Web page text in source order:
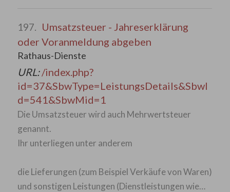
197. Umsatzsteuer - Jahreserklärung
oder Voranmeldung abgeben
Rathaus-Dienste
URL:/index.php?
id=37&SbwType=LeistungsDetails&SbwI
d=541&SbwMid=1
Die Umsatzsteuer wird auch Mehrwertsteuer
genannt.
Ihr unterliegen unter anderem
die Lieferungen (zum Beispiel Verkäufe von Waren)
und sonstigen Leistungen (Dienstleistungen wie…